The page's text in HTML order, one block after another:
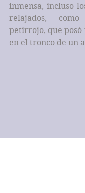
inmensa, incluso
relajados,
petirrojo, que
en el tronco de un